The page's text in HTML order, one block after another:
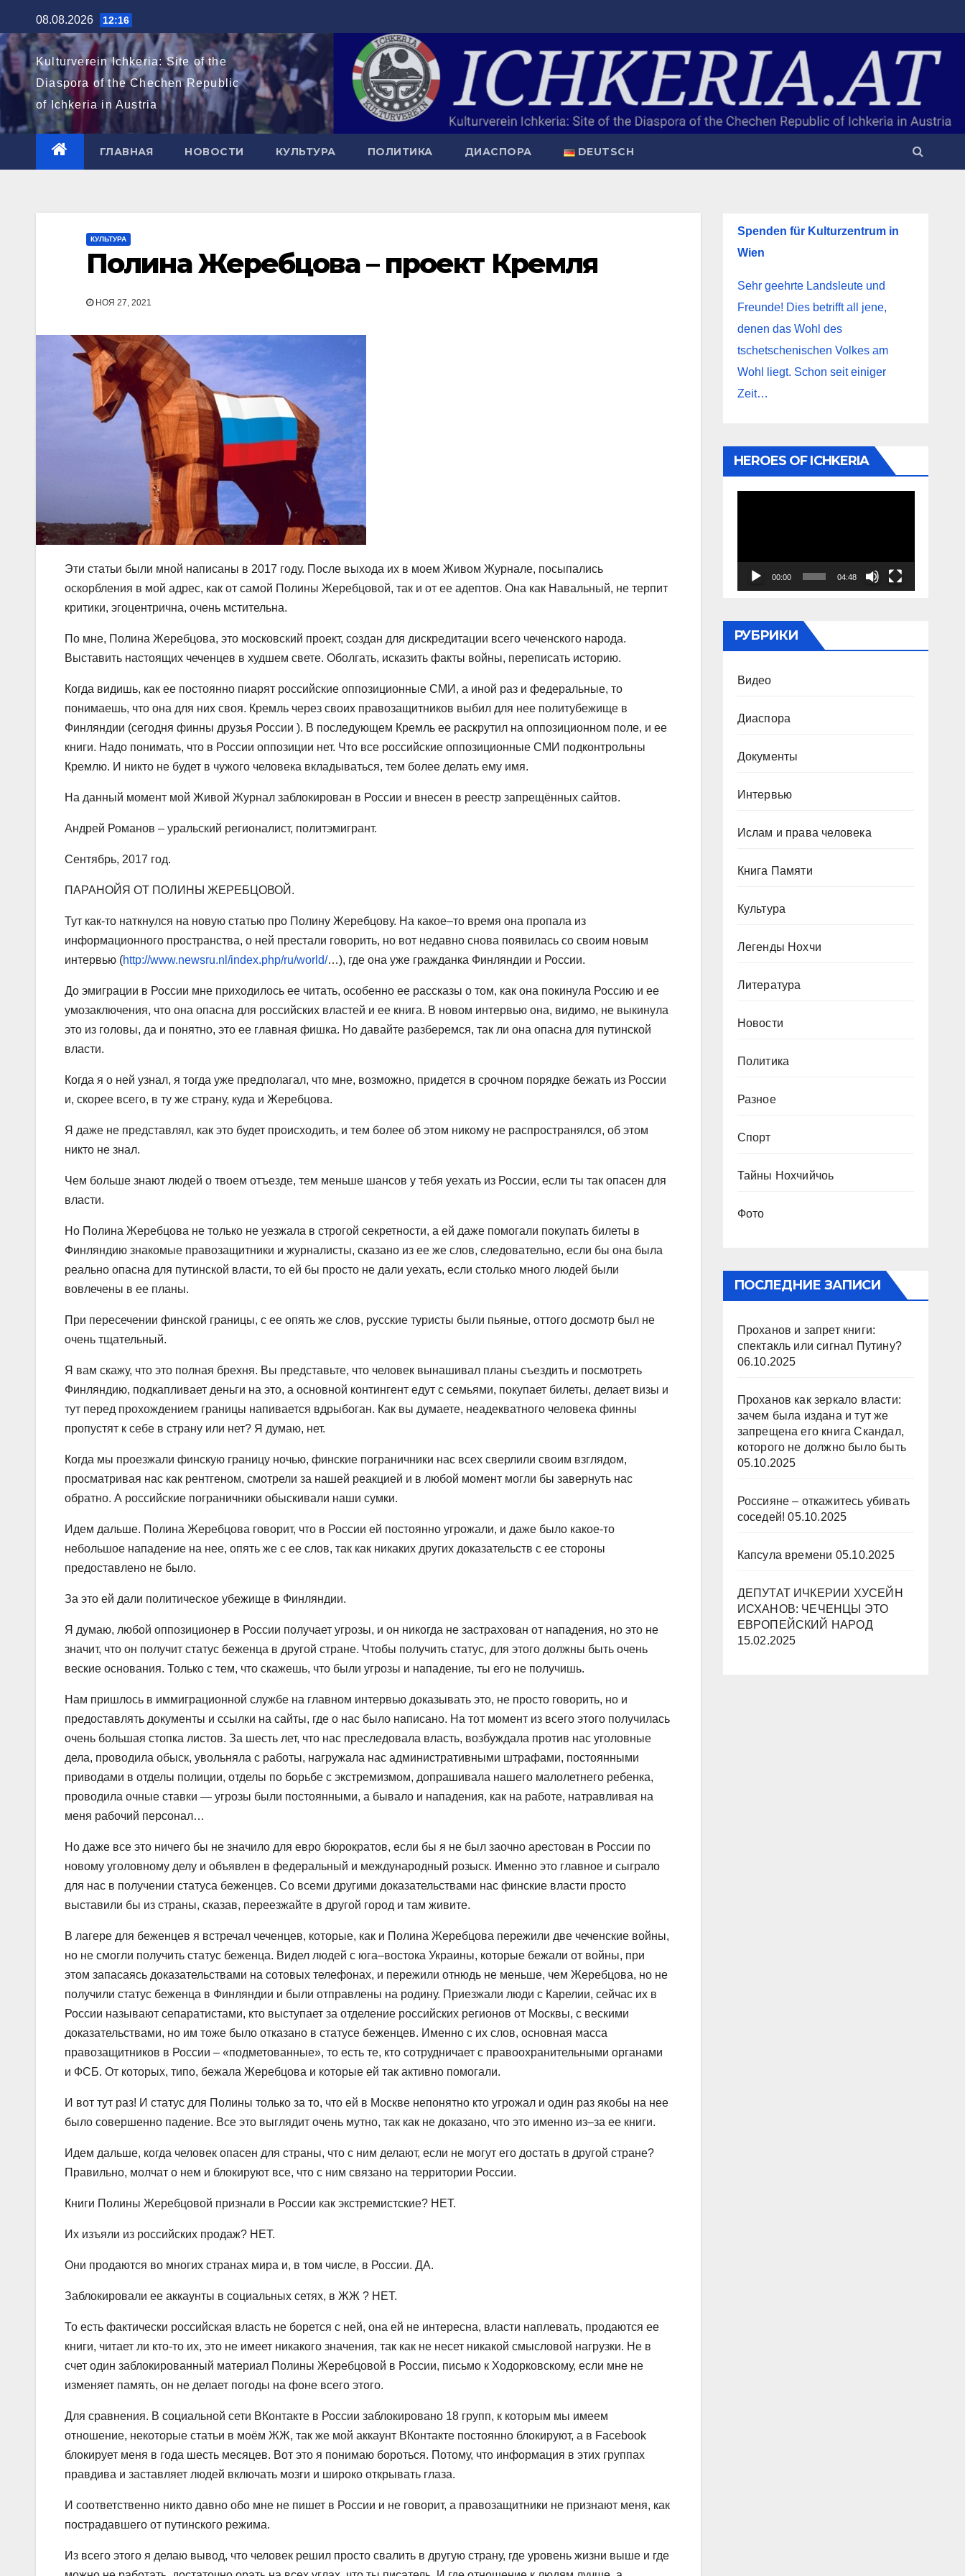
к
содержимому
08.08.2026 12:16
Kulturverein Ichkeria: Site of the
Diaspora of the Chechen Republic
of Ichkeria in Austria
ГЛАВНАЯ НОВОСТИ КУЛЬТУРА ПОЛИТИКА ДИАСПОРА DEUTSCH
КУЛЬТУРА
Полина Жеребцова – проект Кремля
НОЯ 27, 2021
Эти статьи были мной написаны в 2017 году. После выхода их в моем Живом Журнале, посыпались
оскорбления в мой адрес, как от самой Полины Жеребцовой, так и от ее адептов. Она как Навальный, не терпит
критики, эгоцентрична, очень мстительна.
По мне, Полина Жеребцова, это московский проект, создан для дискредитации всего чеченского народа.
Выставить настоящих чеченцев в худшем свете. Оболгать, исказить факты войны, переписать историю.
Когда видишь, как ее постоянно пиарят российские оппозиционные СМИ, а иной раз и федеральные, то
понимаешь, что она для них своя. Кремль через своих правозащитников выбил для нее политубежище в
Финляндии (сегодня финны друзья России ). В последующем Кремль ее раскрутил на оппозиционном поле, и ее
книги. Надо понимать, что в России оппозиции нет. Что все российские оппозиционные СМИ подконтрольны
Кремлю. И никто не будет в чужого человека вкладываться, тем более делать ему имя.
На данный момент мой Живой Журнал заблокирован в России и внесен в реестр запрещённых сайтов.
Андрей Романов – уральский регионалист, политэмигрант.
Сентябрь, 2017 год.
ПАРАНОЙЯ ОТ ПОЛИНЫ ЖЕРЕБЦОВОЙ.
Тут как-то наткнулся на новую статью про Полину Жеребцову. На какое–то время она пропала из
информационного пространства, о ней престали говорить, но вот недавно снова появилась со своим новым
интервью (http://www.newsru.nl/index.php/ru/world/…), где она уже гражданка Финляндии и России.
До эмиграции в России мне приходилось ее читать, особенно ее рассказы о том, как она покинула Россию и ее
умозаключения, что она опасна для российских властей и ее книга. В новом интервью она, видимо, не выкинула
это из головы, да и понятно, это ее главная фишка. Но давайте разберемся, так ли она опасна для путинской
власти.
Когда я о ней узнал, я тогда уже предполагал, что мне, возможно, придется в срочном порядке бежать из России
и, скорее всего, в ту же страну, куда и Жеребцова.
Я даже не представлял, как это будет происходить, и тем более об этом никому не распространялся, об этом
никто не знал.
Чем больше знают людей о твоем отъезде, тем меньше шансов у тебя уехать из России, если ты так опасен для
власти.
Но Полина Жеребцова не только не уезжала в строгой секретности, а ей даже помогали покупать билеты в
Финляндию знакомые правозащитники и журналисты, сказано из ее же слов, следовательно, если бы она была
реально опасна для путинской власти, то ей бы просто не дали уехать, если столько много людей были
вовлечены в ее планы.
При пересечении финской границы, с ее опять же слов, русские туристы были пьяные, оттого досмотр был не
очень тщательный.
Я вам скажу, что это полная брехня. Вы представьте, что человек вынашивал планы съездить и посмотреть
Финляндию, подкапливает деньги на это, а основной контингент едут с семьями, покупает билеты, делает визы и
тут перед прохождением границы напивается вдрыбоган. Как вы думаете, неадекватного человека финны
пропустят к себе в страну или нет? Я думаю, нет.
Когда мы проезжали финскую границу ночью, финские пограничники нас всех сверлили своим взглядом,
просматривая нас как рентгеном, смотрели за нашей реакцией и в любой момент могли бы завернуть нас
обратно. А российские пограничники обыскивали наши сумки.
Идем дальше. Полина Жеребцова говорит, что в России ей постоянно угрожали, и даже было какое-то
небольшое нападение на нее, опять же с ее слов, так как никаких других доказательств с ее стороны
предоставлено не было.
За это ей дали политическое убежище в Финляндии.
Я думаю, любой оппозиционер в России получает угрозы, и он никогда не застрахован от нападения, но это не
значит, что он получит статус беженца в другой стране. Чтобы получить статус, для этого должны быть очень
веские основания. Только с тем, что скажешь, что были угрозы и нападение, ты его не получишь.
Нам пришлось в иммиграционной службе на главном интервью доказывать это, не просто говорить, но и
предоставлять документы и ссылки на сайты, где о нас было написано. На тот момент из всего этого получилась
очень большая стопка листов. За шесть лет, что нас преследовала власть, возбуждала против нас уголовные
дела, проводила обыск, увольняла с работы, нагружала нас административными штрафами, постоянными
приводами в отделы полиции, отделы по борьбе с экстремизмом, допрашивала нашего малолетнего ребенка,
проводила очные ставки — угрозы были постоянными, а бывало и нападения, как на работе, натравливая на
меня рабочий персонал…
Но даже все это ничего бы не значило для евро бюрократов, если бы я не был заочно арестован в России по
новому уголовному делу и объявлен в федеральный и международный розыск. Именно это главное и сыграло
для нас в получении статуса беженцев. Со всеми другими доказательствами нас финские власти просто
выставили бы из страны, сказав, переезжайте в другой город и там живите.
В лагере для беженцев я встречал чеченцев, которые, как и Полина Жеребцова пережили две чеченские войны,
но не смогли получить статус беженца. Видел людей с юга–востока Украины, которые бежали от войны, при
этом запасаясь доказательствами на сотовых телефонах, и пережили отнюдь не меньше, чем Жеребцова, но не
получили статус беженца в Финляндии и были отправлены на родину. Приезжали люди с Карелии, сейчас их в
России называют сепаратистами, кто выступает за отделение российских регионов от Москвы, с вескими
доказательствами, но им тоже было отказано в статусе беженцев. Именно с их слов, основная масса
правозащитников в России – «подметованные», то есть те, кто сотрудничает с правоохранительными органами
и ФСБ. От которых, типо, бежала Жеребцова и которые ей так активно помогали.
И вот тут раз! И статус для Полины только за то, что ей в Москве непонятно кто угрожал и один раз якобы на нее
было совершенно падение. Все это выглядит очень мутно, так как не доказано, что это именно из–за ее книги.
Идем дальше, когда человек опасен для страны, что с ним делают, если не могут его достать в другой стране?
Правильно, молчат о нем и блокируют все, что с ним связано на территории России.
Книги Полины Жеребцовой признали в России как экстремистские? НЕТ.
Их изъяли из российских продаж? НЕТ.
Они продаются во многих странах мира и, в том числе, в России. ДА.
Заблокировали ее аккаунты в социальных сетях, в ЖЖ ? НЕТ.
То есть фактически российская власть не борется с ней, она ей не интересна, власти наплевать, продаются ее
книги, читает ли кто-то их, это не имеет никакого значения, так как не несет никакой смысловой нагрузки. Не в
счет один заблокированный материал Полины Жеребцовой в России, письмо к Ходорковскому, если мне не
изменяет память, он не делает погоды на фоне всего этого.
Для сравнения. В социальной сети ВКонтакте в России заблокировано 18 групп, к которым мы имеем
отношение, некоторые статьи в моём ЖЖ, так же мой аккаунт ВКонтакте постоянно блокируют, а в Facebook
блокирует меня в года шесть месяцев. Вот это я понимаю бороться. Потому, что информация в этих группах
правдива и заставляет людей включать мозги и широко открывать глаза.
И соответственно никто давно обо мне не пишет в России и не говорит, а правозащитники не признают меня, как
пострадавшего от путинского режима.
Из всего этого я делаю вывод, что человек решил просто свалить в другую страну, где уровень жизни выше и где
Spenden für Kulturzentrum in
Wien
Sehr geehrte Landsleute und
Freunde! Dies betrifft all jene,
denen das Wohl des
tschetschenischen Volkes am
Wohl liegt. Schon seit einiger
Zeit…
HEROES OF ICHKERIA
00:00 04:48
РУБРИКИ
Видео
Диаспора
Документы
Интервью
Ислам и права человека
Книга Памяти
Культура
Легенды Нохчи
Литература
Новости
Политика
Разное
Спорт
Тайны Нохчийчоь
Фото
ПОСЛЕДНИЕ ЗАПИСИ
Проханов и запрет книги:
спектакль или сигнал Путину?
06.10.2025
Проханов как зеркало власти:
зачем была издана и тут же
запрещена его книга Скандал,
которого не должно было быть
05.10.2025
Россияне – откажитесь убивать
соседей! 05.10.2025
Капсула времени 05.10.2025
ДЕПУТАТ ИЧКЕРИИ ХУСЕЙН
ИСХАНОВ: ЧЕЧЕНЦЫ ЭТО
ЕВРОПЕЙСКИЙ НАРОД
15.02.2025